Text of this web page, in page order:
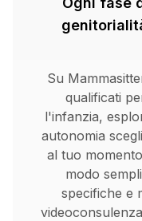
Su
qualificati
l'infanzia,
autonomia
al tuo
modo
specifiche e